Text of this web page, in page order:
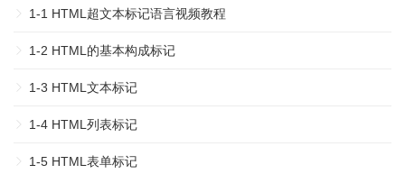
1-1 HTML超文本标记语言视频教程
1-2 HTML的基本构成标记
1-3 HTML文本标记
1-4 HTML列表标记
1-5 HTML表单标记